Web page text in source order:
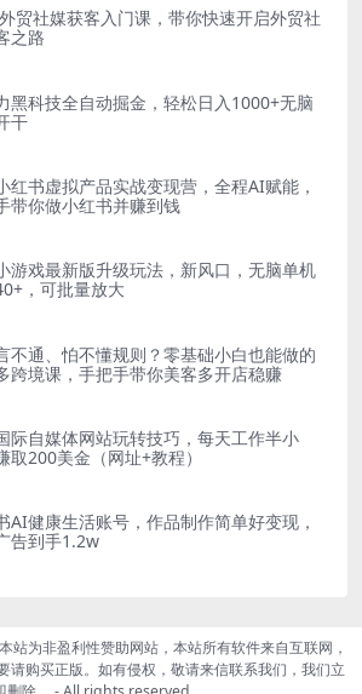
贸社媒获客入门课，带你快速开启外贸社
之路
黑科技全自动掘金，轻松日入1000+无脑
干
红书虚拟产品实战变现营，全程AI赋能，
带你做小红书并赚到钱
游戏最新版升级玩法，新风口，无脑单机
，可批量放大
不通、怕不懂规则？零基础小白也能做的
跨境课，手把手带你美客多开店稳赚
际自媒体网站玩转技巧，每天工作半小
取200美金（网址+教程）
AI健康生活账号，作品制作简单好变现，
告到手1.2w
本站为非盈利性赞助网站，本站所有软件来自互联网，
请购买正版。如有侵权，敬请来信联系我们，我们立